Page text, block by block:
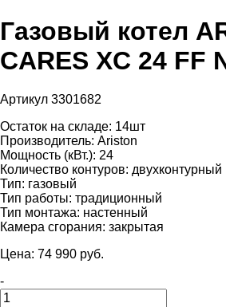
Газовый котел
CARES XC 24 FF
Артикул 3301682
Остаток на складе: 14шт
Производитель: Ariston
Мощность (кВт.): 24
Количество контуров: двухконтурный
Тип: газовый
Тип работы: традиционный
Тип монтажа: настенный
Камера сгорания: закрытая
Цена: 74 990 pуб.
-